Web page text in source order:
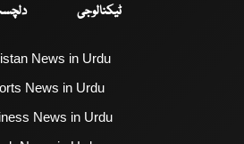
ٹیکنالوجی
News in Urdu
News in Urdu
News in Urdu